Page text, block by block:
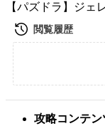
【パズドラ】ジェ
攻略コンテン